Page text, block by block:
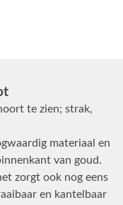
te zien; strak,
materiaal en
van goud.
zorgt ook nog eens
en kantelbaar